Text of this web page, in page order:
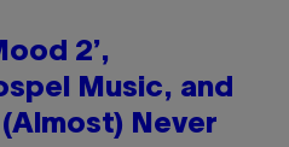
2’,
Music, and
Never